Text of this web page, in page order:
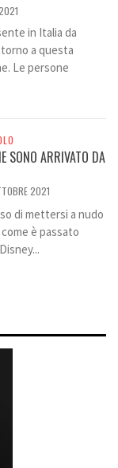
in Italia da
a questa
Le persone
SONO ARRIVATO DA
2021
di mettersi a nudo
è passato